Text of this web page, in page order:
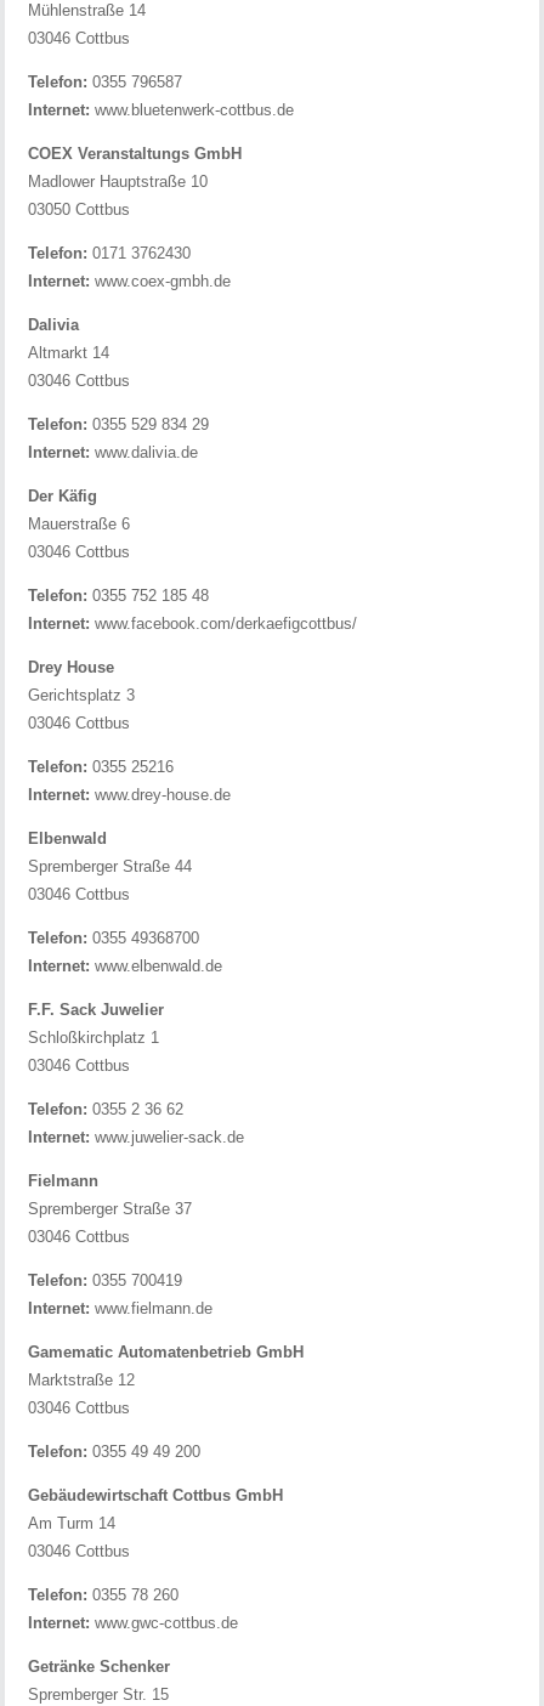
Mühlenstraße 14
03046 Cottbus
Telefon: 0355 796587
Internet: www.bluetenwerk-cottbus.de
COEX Veranstaltungs GmbH
Madlower Hauptstraße 10
03050 Cottbus
Telefon: 0171 3762430
Internet: www.coex-gmbh.de
Dalivia
Altmarkt 14
03046 Cottbus
Telefon: 0355 529 834 29
Internet: www.dalivia.de
Der Käfig
Mauerstraße 6
03046 Cottbus
Telefon: 0355 752 185 48
Internet: www.facebook.com/derkaefigcottbus/
Drey House
Gerichtsplatz 3
03046 Cottbus
Telefon: 0355 25216
Internet: www.drey-house.de
Elbenwald
Spremberger Straße 44
03046 Cottbus
Telefon: 0355 49368700
Internet: www.elbenwald.de
F.F. Sack Juwelier
Schloßkirchplatz 1
03046 Cottbus
Telefon: 0355 2 36 62
Internet: www.juwelier-sack.de
Fielmann
Spremberger Straße 37
03046 Cottbus
Telefon: 0355 700419
Internet: www.fielmann.de
Gamematic Automatenbetrieb GmbH
Marktstraße 12
03046 Cottbus
Telefon: 0355 49 49 200
Gebäudewirtschaft Cottbus GmbH
Am Turm 14
03046 Cottbus
Telefon: 0355 78 260
Internet: www.gwc-cottbus.de
Getränke Schenker
Spremberger Str. 15